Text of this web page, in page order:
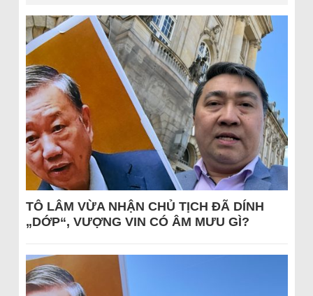
TÔ LÂM VỪA NHẬN CHỦ TỊCH ĐÃ DÍNH
„DỚP“, VƯỢNG VIN CÓ ÂM MƯU GÌ?